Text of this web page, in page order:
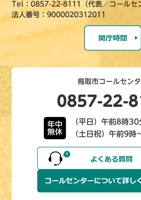
Tel：0857-22-8111（代表／コールセ
法人番号：9000020312011
鳥取市コールセン
0857-22-
年中
無休
（平日）午前8時
（土日祝）午前9時